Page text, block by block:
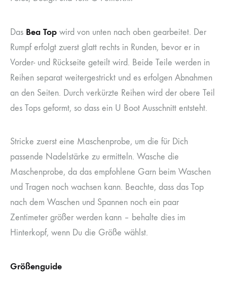
Das Bea Top wird von unten nach oben gearbeitet. Der
Rumpf erfolgt zuerst glatt rechts in Runden, bevor er in
Vorder- und Rückseite geteilt wird. Beide Teile werden in
Reihen separat weitergestrickt und es erfolgen Abnahmen
an den Seiten. Durch verkürzte Reihen wird der obere Teil
des Tops geformt, so dass ein U Boot Ausschnitt entsteht.
Stricke zuerst eine Maschenprobe, um die für Dich
passende Nadelstärke zu ermitteln. Wasche die
Maschenprobe, da das empfohlene Garn beim Waschen
und Tragen noch wachsen kann. Beachte, dass das Top
nach dem Waschen und Spannen noch ein paar
Zentimeter größer werden kann – behalte dies im
Hinterkopf, wenn Du die Größe wählst.
Größenguide